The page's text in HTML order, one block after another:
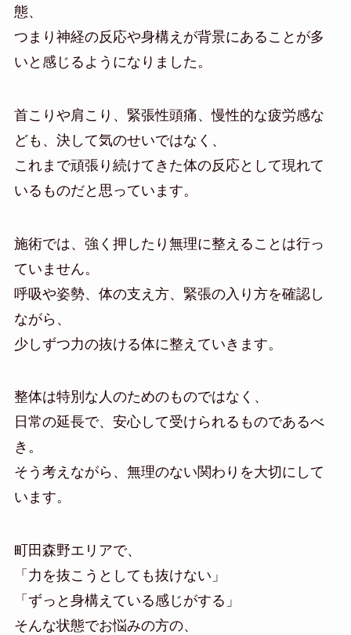
態、
つまり神経の反応や身構えが背景にあることが多
いと感じるようになりました。
首こりや肩こり、緊張性頭痛、慢性的な疲労感な
ども、決して気のせいではなく、
これまで頑張り続けてきた体の反応として現れて
いるものだと思っています。
施術では、強く押したり無理に整えることは行っ
ていません。
呼吸や姿勢、体の支え方、緊張の入り方を確認し
ながら、
少しずつ力の抜ける体に整えていきます。
整体は特別な人のためのものではなく、
日常の延長で、安心して受けられるものであるべ
き。
そう考えながら、無理のない関わりを大切にして
います。
町田森野エリアで、
「力を抜こうとしても抜けない」
「ずっと身構えている感じがする」
そんな状態でお悩みの方の、